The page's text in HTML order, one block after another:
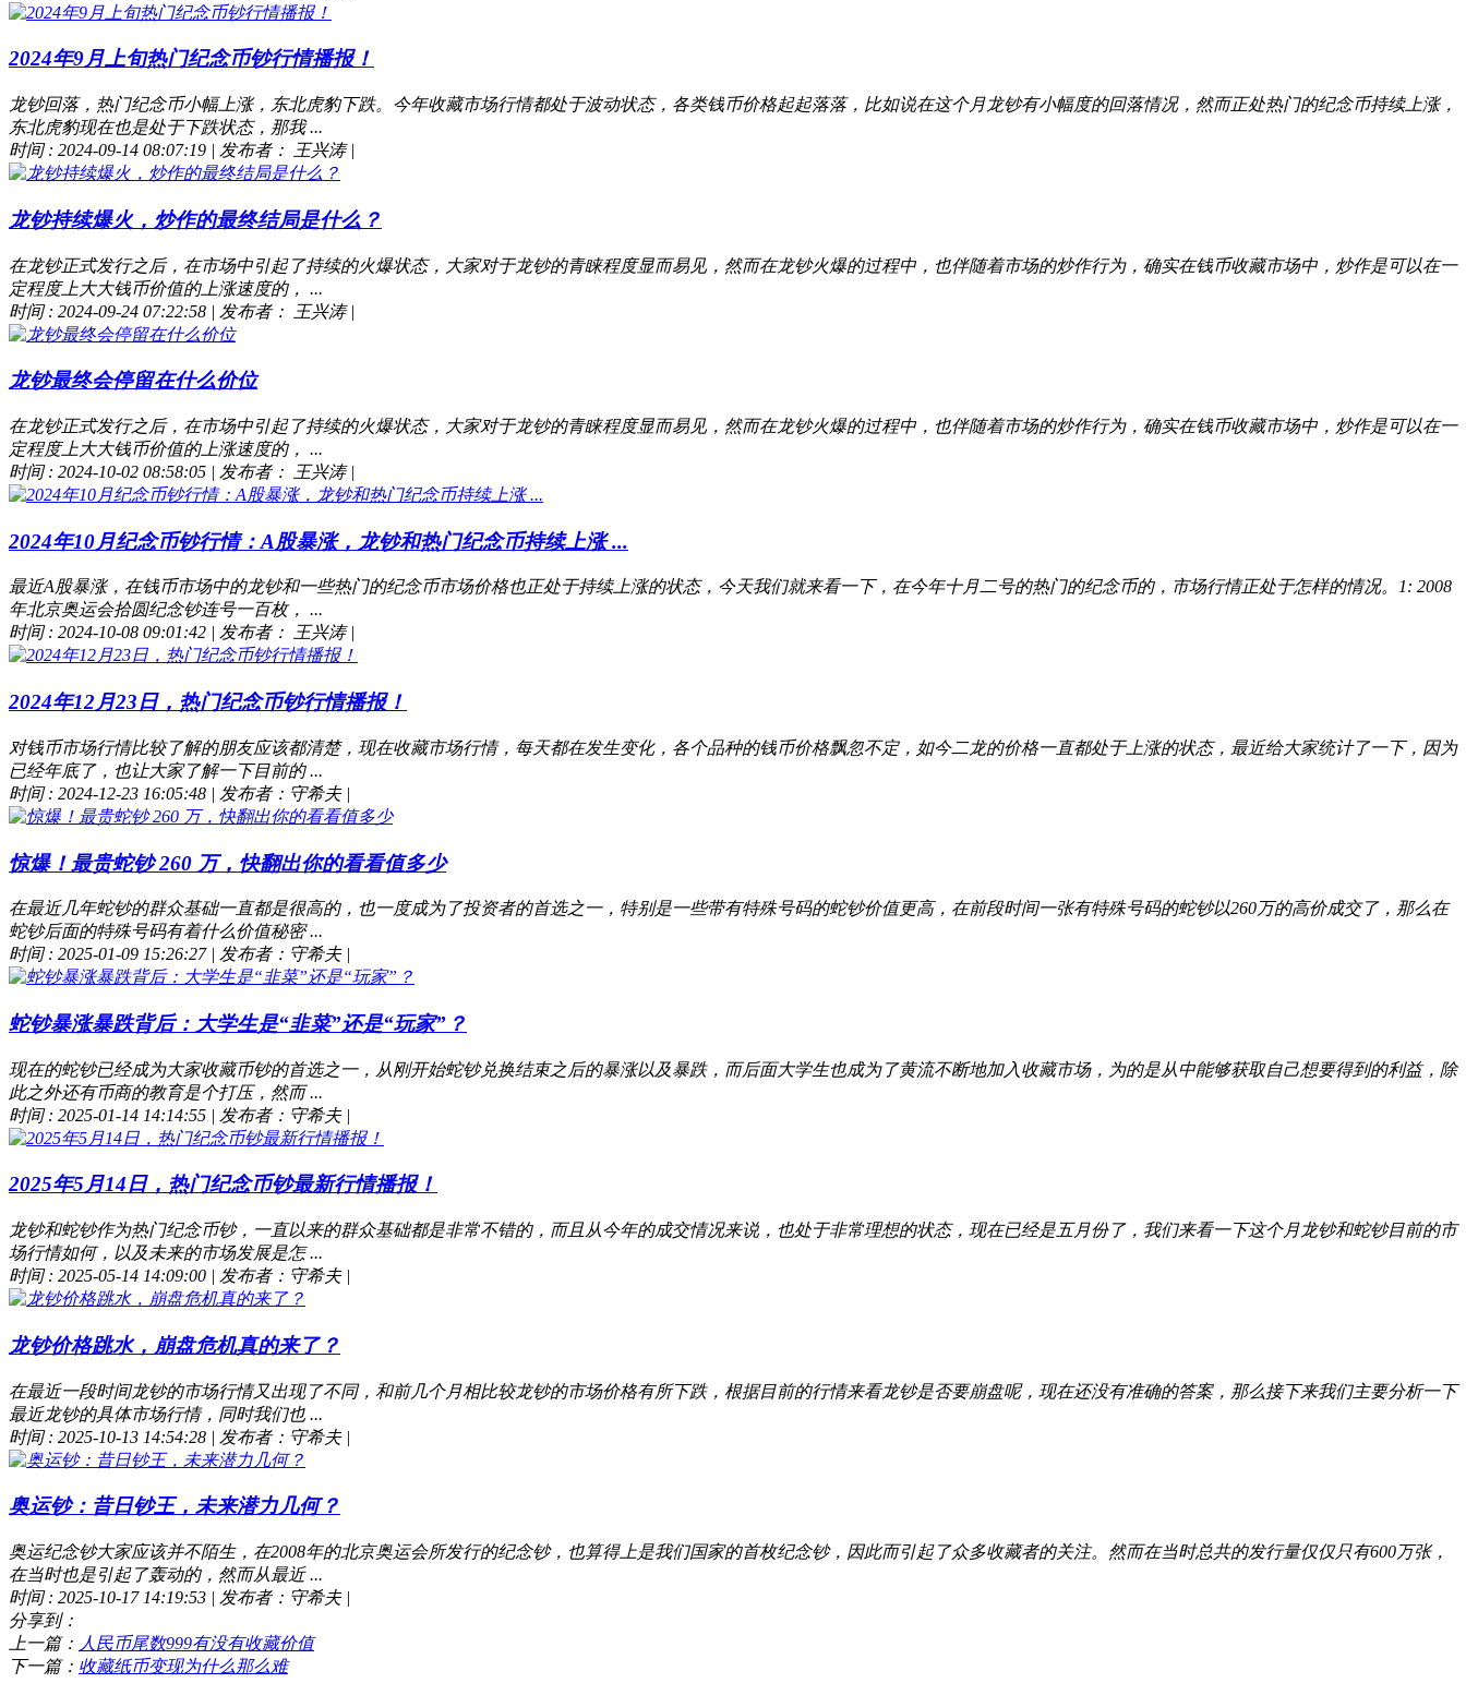
2024年9月上旬热门纪念币钞行情播报！
龙钞回落，热门纪念币小幅上涨，东北虎豹下跌。今年收藏市场行情都处于波动状态，各类钱币价格起起落落，比如说在这个月龙钞有小幅度的回落情况，然而正处热门的纪念币持续上涨，
东北虎豹现在也是处于下跌状态，那我 ...
时间 : 2024-09-14 08:07:19 | 发布者： 王兴涛 |
龙钞持续爆火，炒作的最终结局是什么？
在龙钞正式发行之后，在市场中引起了持续的火爆状态，大家对于龙钞的青睐程度显而易见，然而在龙钞火爆的过程中，也伴随着市场的炒作行为，确实在钱币收藏市场中，炒作是可以在一
定程度上大大钱币价值的上涨速度的， ...
时间 : 2024-09-24 07:22:58 | 发布者： 王兴涛 |
龙钞最终会停留在什么价位
在龙钞正式发行之后，在市场中引起了持续的火爆状态，大家对于龙钞的青睐程度显而易见，然而在龙钞火爆的过程中，也伴随着市场的炒作行为，确实在钱币收藏市场中，炒作是可以在一
定程度上大大钱币价值的上涨速度的， ...
时间 : 2024-10-02 08:58:05 | 发布者： 王兴涛 |
2024年10月纪念币钞行情：A股暴涨，龙钞和热门纪念币持续上涨 ...
最近A股暴涨，在钱币市场中的龙钞和一些热门的纪念币市场价格也正处于持续上涨的状态，今天我们就来看一下，在今年十月二号的热门的纪念币的，市场行情正处于怎样的情况。1: 2008
年北京奥运会拾圆纪念钞连号一百枚， ...
时间 : 2024-10-08 09:01:42 | 发布者： 王兴涛 |
2024年12月23日，热门纪念币钞行情播报！
对钱币市场行情比较了解的朋友应该都清楚，现在收藏市场行情，每天都在发生变化，各个品种的钱币价格飘忽不定，如今二龙的价格一直都处于上涨的状态，最近给大家统计了一下，因为
已经年底了，也让大家了解一下目前的 ...
时间 : 2024-12-23 16:05:48 | 发布者：守希夫 |
惊爆！最贵蛇钞 260 万，快翻出你的看看值多少
在最近几年蛇钞的群众基础一直都是很高的，也一度成为了投资者的首选之一，特别是一些带有特殊号码的蛇钞价值更高，在前段时间一张有特殊号码的蛇钞以260万的高价成交了，那么在
蛇钞后面的特殊号码有着什么价值秘密 ...
时间 : 2025-01-09 15:26:27 | 发布者：守希夫 |
蛇钞暴涨暴跌背后：大学生是“韭菜”还是“玩家”？
现在的蛇钞已经成为大家收藏币钞的首选之一，从刚开始蛇钞兑换结束之后的暴涨以及暴跌，而后面大学生也成为了黄流不断地加入收藏市场，为的是从中能够获取自己想要得到的利益，除
此之外还有币商的教育是个打压，然而 ...
时间 : 2025-01-14 14:14:55 | 发布者：守希夫 |
2025年5月14日，热门纪念币钞最新行情播报！
龙钞和蛇钞作为热门纪念币钞，一直以来的群众基础都是非常不错的，而且从今年的成交情况来说，也处于非常理想的状态，现在已经是五月份了，我们来看一下这个月龙钞和蛇钞目前的市
场行情如何，以及未来的市场发展是怎 ...
时间 : 2025-05-14 14:09:00 | 发布者：守希夫 |
龙钞价格跳水，崩盘危机真的来了？
在最近一段时间龙钞的市场行情又出现了不同，和前几个月相比较龙钞的市场价格有所下跌，根据目前的行情来看龙钞是否要崩盘呢，现在还没有准确的答案，那么接下来我们主要分析一下
最近龙钞的具体市场行情，同时我们也 ...
时间 : 2025-10-13 14:54:28 | 发布者：守希夫 |
奥运钞：昔日钞王，未来潜力几何？
奥运纪念钞大家应该并不陌生，在2008年的北京奥运会所发行的纪念钞，也算得上是我们国家的首枚纪念钞，因此而引起了众多收藏者的关注。然而在当时总共的发行量仅仅只有600万张，
在当时也是引起了轰动的，然而从最近 ...
时间 : 2025-10-17 14:19:53 | 发布者：守希夫 |
分享到：
上一篇： 人民币尾数999有没有收藏价值
下一篇： 收藏纸币变现为什么那么难